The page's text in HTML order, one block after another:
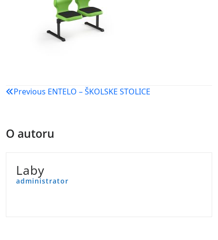
Navigacija
Previous ENTELO – ŠKOLSKE STOLICE
O autoru
Laby
administrator